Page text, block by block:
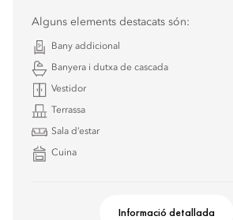
Alguns elements destacats són:
Bany addicional
Banyera i dutxa de cascada
Vestidor
Terrassa
Sala d’estar
Cuina
Informació detallada